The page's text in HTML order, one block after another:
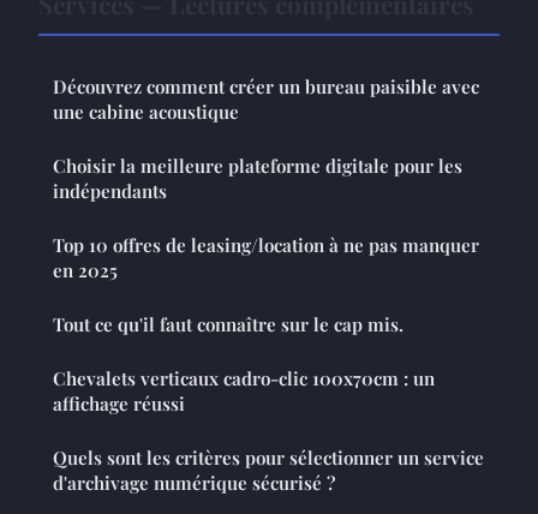
Découvrez comment créer un bureau paisible avec
une cabine acoustique
Choisir la meilleure plateforme digitale pour les
indépendants
Top 10 offres de leasing/location à ne pas manquer
en 2025
Tout ce qu'il faut connaître sur le cap mis.
Chevalets verticaux cadro-clic 100x70cm : un
affichage réussi
Quels sont les critères pour sélectionner un service
d'archivage numérique sécurisé ?